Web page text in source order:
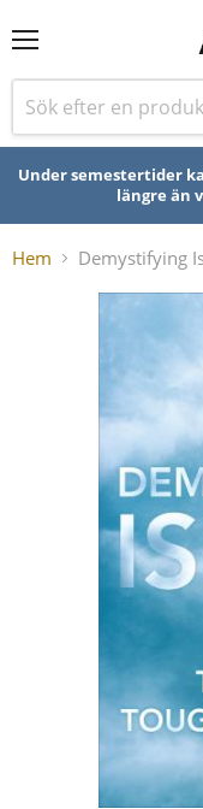
Under semestertider
längre än
Hem Demystifying